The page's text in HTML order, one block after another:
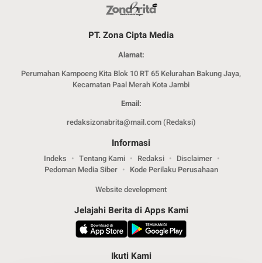
PT. Zona Cipta Media
Alamat:
Perumahan Kampoeng Kita Blok 10 RT 65 Kelurahan Bakung Jaya,
Kecamatan Paal Merah Kota Jambi
Email:
redaksizonabrita@mail.com (Redaksi)
Informasi
Indeks Tentang Kami Redaksi
Disclaimer
Pedoman Media Siber
Kode Perilaku Perusahaan
Website development
Jelajahi Berita di Apps Kami
Ikuti Kami